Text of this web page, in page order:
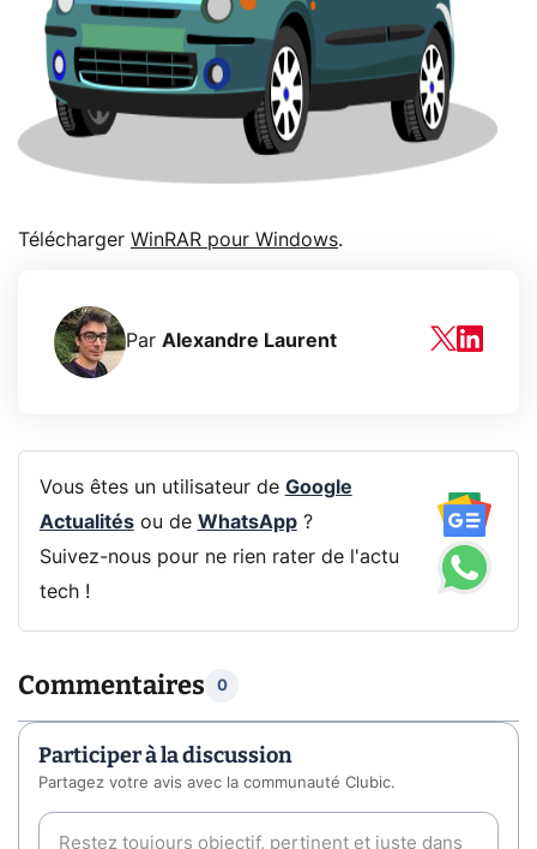
Télécharger WinRAR pour Windows.
Par Alexandre Laurent
Vous êtes un utilisateur de Google
Actualitésou de WhatsApp?
Suivez-nous pour ne rien rater de l'actu
tech !
Commentaires 0
Participer à la discussion
Partagez votre avis avec la communauté Clubic.